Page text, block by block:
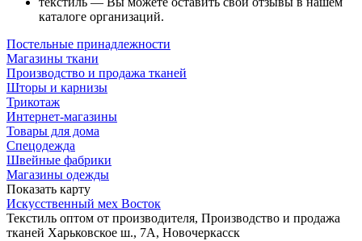
каталоге организаций.
Постельные принадлежности
Магазины ткани
Производство и продажа тканей
Шторы и карнизы
Трикотаж
Интернет-магазины
Товары для дома
Спецодежда
Швейные фабрики
Магазины одежды
Показать карту
Искусственный мех Восток
Текстиль оптом от производителя, Производство и продажа
тканей Харьковское ш., 7А, Новочеркасск